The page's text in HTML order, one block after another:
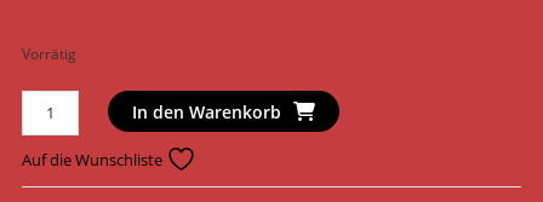
Vorrätig
Nobby
Katzenspielzeug
Eule
mit
In den Warenkorb
Auf die Wunschliste